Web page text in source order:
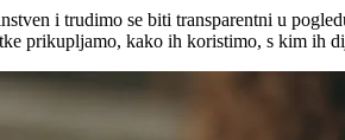
i trudimo se biti transparentni u
prikupljamo, kako ih koristimo, s kim ih